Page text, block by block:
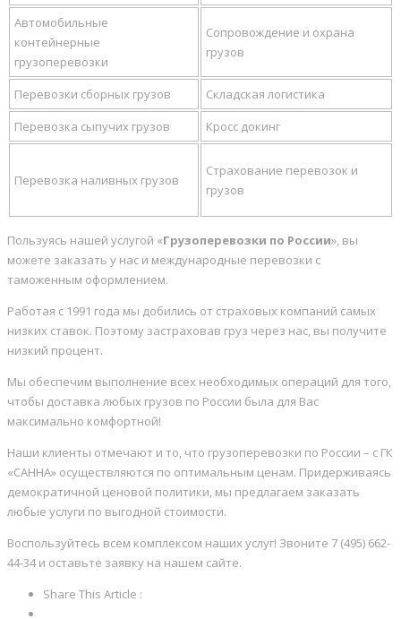
Автомобильные
контейнерные
грузоперевозки
Сопровождение и охрана
грузов
Перевозки сборных грузов
Складская логистика
Перевозка сыпучих грузов
Кросс докинг
Перевозка наливных грузов
Страхование перевозок и
грузов
Пользуясь нашей услугой «Грузоперевозки по России», вы
можете заказать у нас и международные перевозки с
таможенным оформлением.
Работая с 1991 года мы добились от страховых компаний самых
низких ставок. Поэтому застраховав груз через нас, вы получите
низкий процент.
Мы обеспечим выполнение всех необходимых операций для того,
чтобы доставка любых грузов по России была для Вас
максимально комфортной!
Наши клиенты отмечают и то, что грузоперевозки по России – с ГК
«САННА» осуществляются по оптимальным ценам. Придерживаясь
демократичной ценовой политики, мы предлагаем заказать
любые услуги по выгодной стоимости.
Воспользуйтесь всем комплексом наших услуг! Звоните 7 (495) 662-
44-34 и оставьте заявку на нашем сайте.
Share This Article :